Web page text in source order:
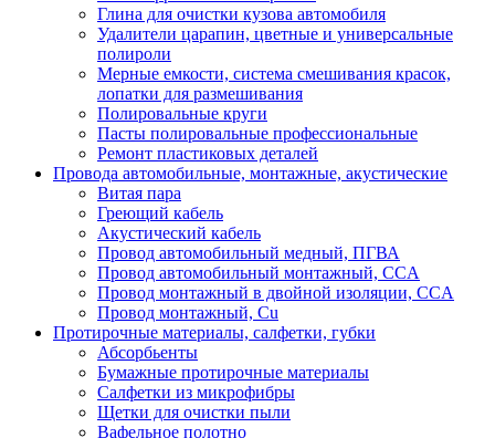
Глина для очистки кузова автомобиля
Удалители царапин, цветные и универсальные
полироли
Мерные емкости, система смешивания красок,
лопатки для размешивания
Полировальные круги
Пасты полировальные профессиональные
Ремонт пластиковых деталей
Провода автомобильные, монтажные, акустические
Витая пара
Греющий кабель
Акустический кабель
Провод автомобильный медный, ПГВА
Провод автомобильный монтажный, CCA
Провод монтажный в двойной изоляции, CCA
Провод монтажный, Cu
Протирочные материалы, салфетки, губки
Абсорбьенты
Бумажные протирочные материалы
Салфетки из микрофибры
Щетки для очистки пыли
Вафельное полотно